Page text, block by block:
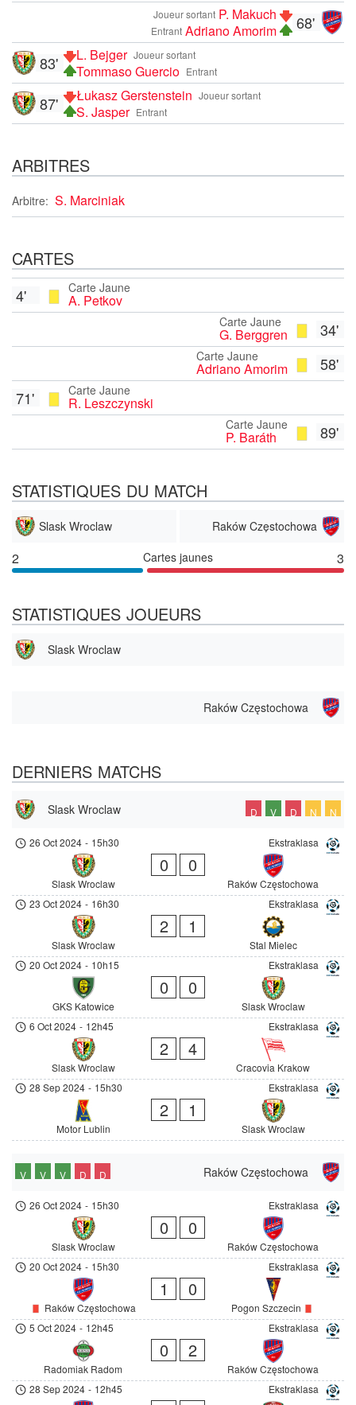
68'
Joueur sortant P. Makuch
Entrant Adriano Amorim
Joueur sortant
L. Bejger
Entrant
Tommaso Guercio
83'
Joueur sortant
Łukasz Gerstenstein
Entrant
S. Jasper
87'
ARBITRES
Arbitre: S. Marciniak
CARTES
Carte Jaune
A. Petkov
4'
34'
Carte Jaune
G. Berggren
58'
Carte Jaune
Adriano Amorim
Carte Jaune
R. Leszczynski
71'
89'
Carte Jaune
P. Baráth
STATISTIQUES DU MATCH
Slask Wroclaw Raków Częstochowa
2 Cartes jaunes 3
STATISTIQUES JOUEURS
Slask Wroclaw
Raków Częstochowa
DERNIERS MATCHS
Slask Wroclaw D V D N N
Ekstraklasa
26 Oct 2024 - 15h30
Slask Wroclaw
0 0
Raków Częstochowa
Ekstraklasa
23 Oct 2024 - 16h30
Slask Wroclaw
2 1
Stal Mielec
Ekstraklasa
20 Oct 2024 - 10h15
GKS Katowice
0 0
Slask Wroclaw
Ekstraklasa
6 Oct 2024 - 12h45
Slask Wroclaw
2 4
Cracovia Krakow
Ekstraklasa
28 Sep 2024 - 15h30
Motor Lublin
2 1
Slask Wroclaw
Raków Częstochowa
V V V D D
Ekstraklasa
26 Oct 2024 - 15h30
Slask Wroclaw
0 0
Raków Częstochowa
Ekstraklasa
20 Oct 2024 - 15h30
Raków Częstochowa
1 0
Pogon Szczecin
Ekstraklasa
5 Oct 2024 - 12h45
Radomiak Radom
0 2
Raków Częstochowa
Ekstraklasa
28 Sep 2024 - 12h45